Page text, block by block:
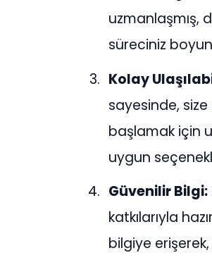
uzmanlaşmış,
süreciniz
Kolay
sayesinde,
başlamak için
uygun
Güvenilir Bilgi:
katkılarıyla
bilgiye